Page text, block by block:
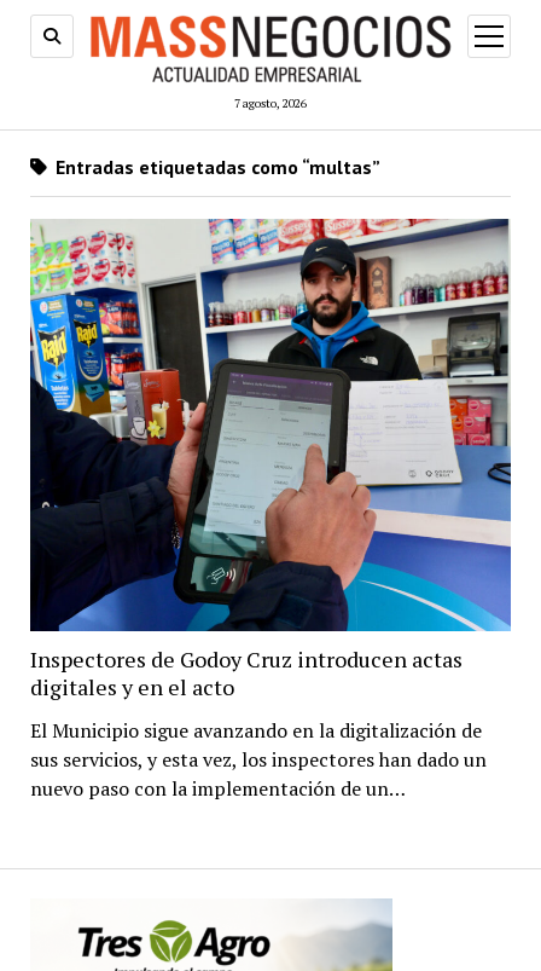
7 agosto, 2026
abrir
menú
Entradas etiquetadas como “multas”
Inspectores de Godoy Cruz introducen actas
digitales y en el acto
El Municipio sigue avanzando en la digitalización de
sus servicios, y esta vez, los inspectores han dado un
nuevo paso con la implementación de un…